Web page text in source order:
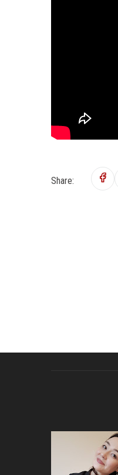
Share: